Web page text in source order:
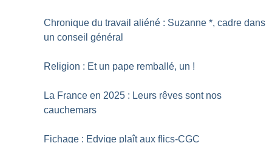
Chronique du travail aliéné : Suzanne *, cadre dans
un conseil général
Religion : Et un pape remballé, un !
La France en 2025 : Leurs rêves sont nos
cauchemars
Fichage : Edvige plaît aux flics-CGC